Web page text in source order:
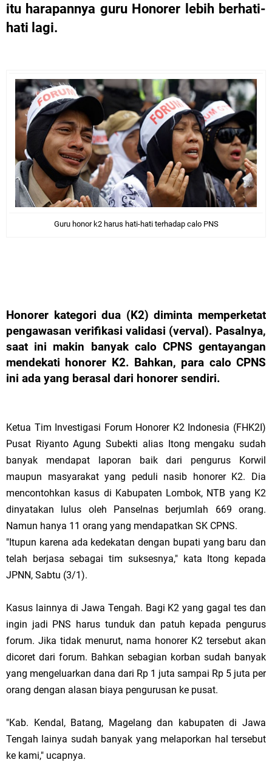
itu harapannya guru Honorer lebih berhati-
hati lagi.
Guru honor k2 harus hati-hati terhadap calo PNS
Honorer kategori dua (K2) diminta memperketat
pengawasan verifikasi validasi (verval). Pasalnya,
saat ini makin banyak calo CPNS gentayangan
mendekati honorer K2. Bahkan, para calo CPNS
ini ada yang berasal dari honorer sendiri.
Ketua Tim Investigasi Forum Honorer K2 Indonesia (FHK2I)
Pusat Riyanto Agung Subekti alias Itong mengaku sudah
banyak mendapat laporan baik dari pengurus Korwil
maupun masyarakat yang peduli nasib honorer K2. Dia
mencontohkan kasus di Kabupaten Lombok, NTB yang K2
dinyatakan lulus oleh Panselnas berjumlah 669 orang.
Namun hanya 11 orang yang mendapatkan SK CPNS.
"Itupun karena ada kedekatan dengan bupati yang baru dan
telah berjasa sebagai tim suksesnya," kata Itong kepada
JPNN, Sabtu (3/1).
Kasus lainnya di Jawa Tengah. Bagi K2 yang gagal tes dan
ingin jadi PNS harus tunduk dan patuh kepada pengurus
forum. Jika tidak menurut, nama honorer K2 tersebut akan
dicoret dari forum. Bahkan sebagian korban sudah banyak
yang mengeluarkan dana dari Rp 1 juta sampai Rp 5 juta per
orang dengan alasan biaya pengurusan ke pusat.
"Kab. Kendal, Batang, Magelang dan kabupaten di Jawa
Tengah lainya sudah banyak yang melaporkan hal tersebut
ke kami," ucapnya.